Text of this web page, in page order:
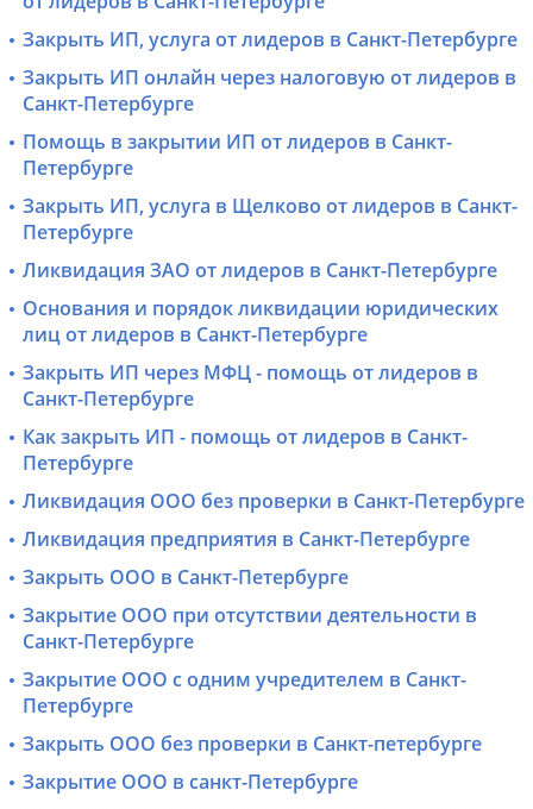
Закрыть ИП, услуга от лидеров в Санкт-Петербурге
Закрыть ИП онлайн через налоговую от лидеров в
Санкт-Петербурге
Помощь в закрытии ИП от лидеров в Санкт-
Петербурге
Закрыть ИП, услуга в Щелково от лидеров в Санкт-
Петербурге
Ликвидация ЗАО от лидеров в Санкт-Петербурге
Основания и порядок ликвидации юридических
лиц от лидеров в Санкт-Петербурге
Закрыть ИП через МФЦ - помощь от лидеров в
Санкт-Петербурге
Как закрыть ИП - помощь от лидеров в Санкт-
Петербурге
Ликвидация ООО без проверки в Санкт-Петербурге
Ликвидация предприятия в Санкт-Петербурге
Закрыть ООО в Санкт-Петербурге
Закрытие ООО при отсутствии деятельности в
Санкт-Петербурге
Закрытие ООО с одним учредителем в Санкт-
Петербурге
Закрыть ООО без проверки в Санкт-петербурге
Закрытие ООО в санкт-Петербурге